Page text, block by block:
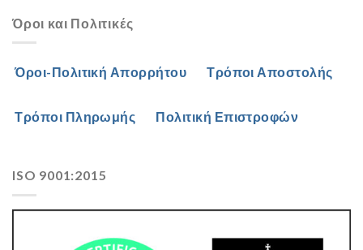
Όροι και Πολιτικές
Όροι-Πολιτική Απορρήτου Τρόποι Αποστολής
Τρόποι Πληρωμής Πολιτική Επιστροφών
ISO 9001:2015